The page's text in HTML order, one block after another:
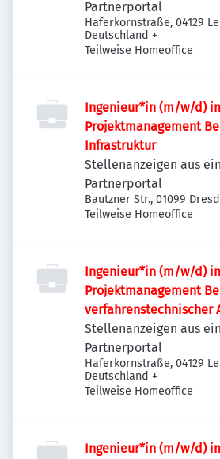
Partnerportal
Haferkornstraße, 04129
Deutschland +
Teilweise Homeoffice
Ingenieur*in (m/w/d)
Projektmanagement
Infrastruktur
Stellenanzeigen aus
Partnerportal
Bautzner Str., 01099
Teilweise Homeoffice
Ingenieur*in (m/w/d)
Projektmanagement
verfahrenstechnischer
Stellenanzeigen aus
Partnerportal
Haferkornstraße, 04129
Deutschland +
Teilweise Homeoffice
Ingenieur*in (m/w/d)